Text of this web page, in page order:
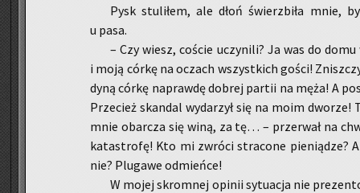
Pysk stu­li­łem, ale dłoń świerz­bi­ła mnie,
u pasa.
– Czy wiesz, co­ście uczy­ni­li? Ja was do
i moją córkę na oczach wszyst­kich gości!
dy­ną córkę na­praw­dę do­brej par­tii na męża! A
Prze­cież skan­dal wy­da­rzył się na moim
mnie obar­cza się winą, za tę… – prze­rwał na
ka­ta­stro­fę! Kto mi zwró­ci stra­co­ne pie­nią­dze?
nie? Plu­ga­we od­mień­ce!
W mojej skrom­nej opi­nii sy­tu­acja nie